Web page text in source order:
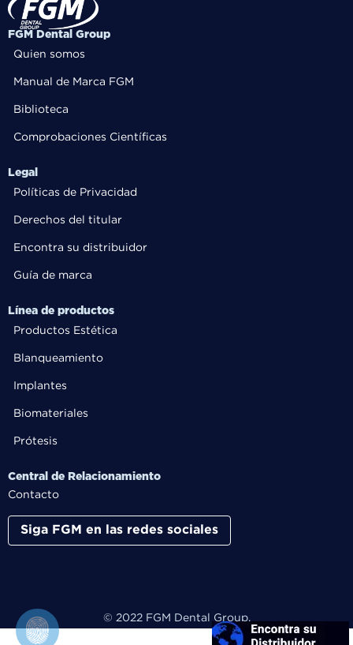
FGM Dental Group
Quien somos
Manual de Marca FGM
Biblioteca
Comprobaciones Científicas
Legal
Políticas de Privacidad
Derechos del titular
Encontra su distribuidor
Guía de marca
Línea de productos
Productos Estética
Blanqueamiento
Implantes
Biomateriales
Prótesis
Central de Relacionamiento
Contacto
Siga FGM en las redes sociales
© 2022 FGM Dental Group.